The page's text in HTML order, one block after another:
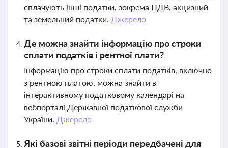
сплачують інші податки, зокрема ПДВ, акцизний
та земельний податки. Джерело
Де можна знайти інформацію про строки
сплати податків і рентної плати?
Інформацію про строки сплати податків, включно
з рентною платою, можна знайти в
інтерактивному податковому календарі на
вебпорталі Державної податкової служби
України. Джерело
Які базові звітні періоди передбачені для